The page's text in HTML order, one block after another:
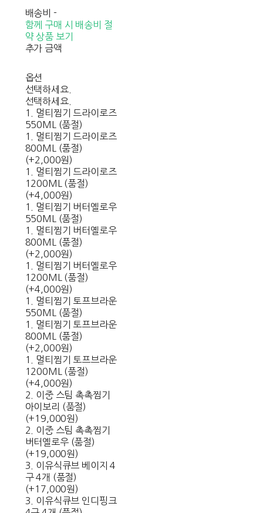
배송비 -
함께 구매 시 배송비 절
약 상품 보기
추가 금액
옵션
선택하세요.
선택하세요.
1. 멀티찜기 드라이로즈
550ML (품절)
1. 멀티찜기 드라이로즈
800ML (품절)
(+2,000원)
1. 멀티찜기 드라이로즈
1200ML (품절)
(+4,000원)
1. 멀티찜기 버터옐로우
550ML (품절)
1. 멀티찜기 버터옐로우
800ML (품절)
(+2,000원)
1. 멀티찜기 버터옐로우
1200ML (품절)
(+4,000원)
1. 멀티찜기 토프브라운
550ML (품절)
1. 멀티찜기 토프브라운
800ML (품절)
(+2,000원)
1. 멀티찜기 토프브라운
1200ML (품절)
(+4,000원)
2. 이중 스팀 촉촉찜기
아이보리 (품절)
(+19,000원)
2. 이중 스팀 촉촉찜기
버터옐로우 (품절)
(+19,000원)
3. 이유식큐브 베이지 4
구 4개 (품절)
(+17,000원)
3. 이유식큐브 인디핑크